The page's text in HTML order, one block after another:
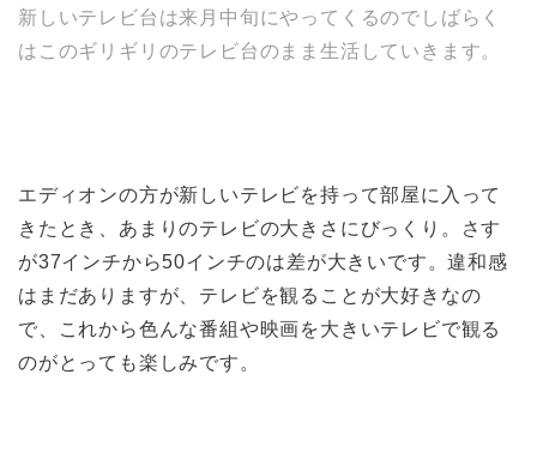
新しいテレビ台は来月中旬にやってくるのでしばらく
はこのギリギリのテレビ台のまま生活していきます。
エディオンの方が新しいテレビを持って部屋に入って
きたとき、あまりのテレビの大きさにびっくり。さす
が37インチから50インチのは差が大きいです。違和感
はまだありますが、テレビを観ることが大好きなの
で、これから色んな番組や映画を大きいテレビで観る
のがとっても楽しみです。